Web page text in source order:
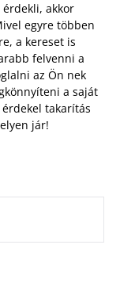
akkor
egyre többen
a kereset is
felvenni a
az Ön nek
a saját
takarítás
jár!